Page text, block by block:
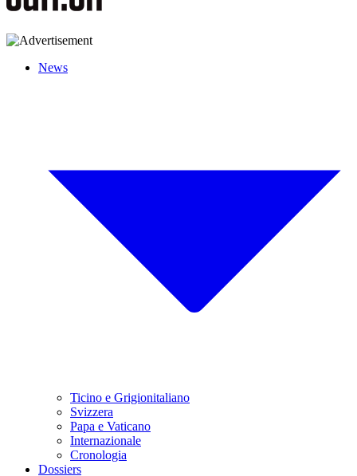
News
Ticino e Grigionitaliano
Svizzera
Papa e Vaticano
Internazionale
Cronologia
Dossiers